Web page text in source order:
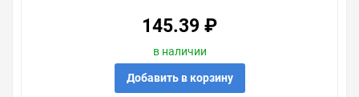
145.39 ₽
в наличии
Добавить в корзину